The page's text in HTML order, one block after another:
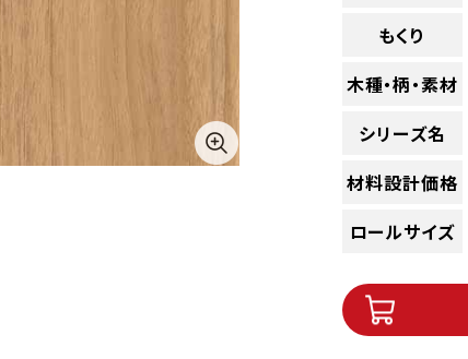
もくり
木種・柄・素材
シリーズ名
材料設計価格
ロールサイズ